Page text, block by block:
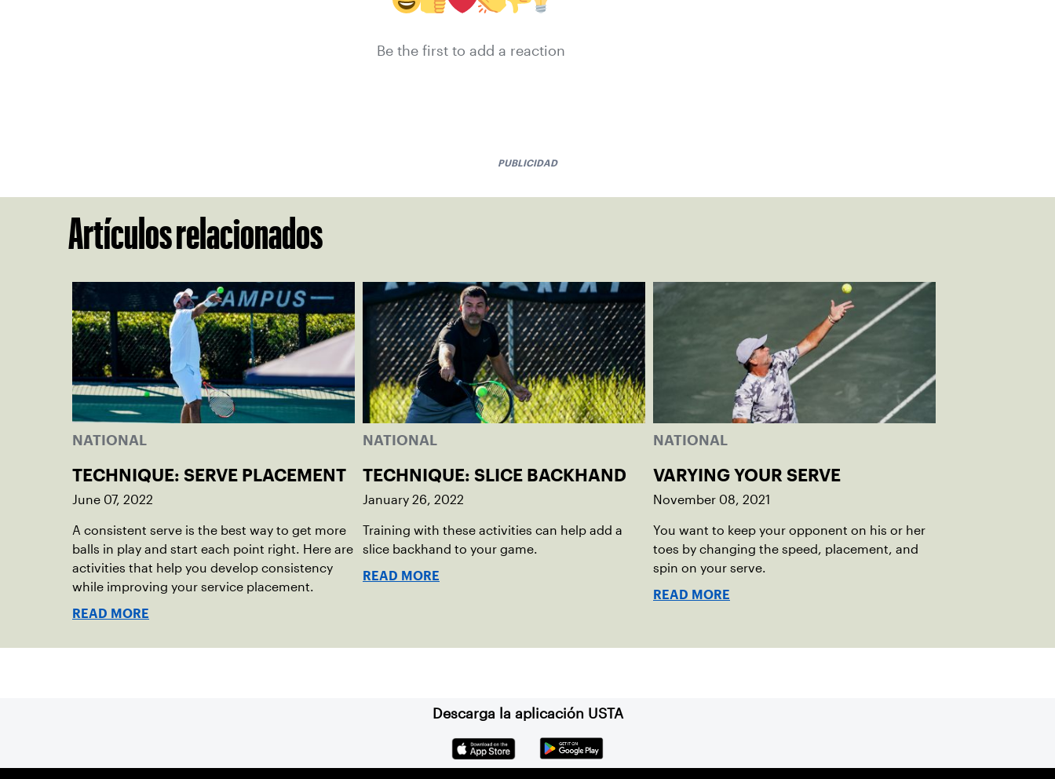
Be the first to add a reaction
PUBLICIDAD
Artículos relacionados
NATIONAL
TECHNIQUE: SERVE PLACEMENT
June 07, 2022
A consistent serve is the best way to get more
balls in play and start each point right. Here are
activities that help you develop consistency
while improving your service placement.
READ MORE
NATIONAL
TECHNIQUE: SLICE BACKHAND
January 26, 2022
Training with these activities can help add a
slice backhand to your game.
READ MORE
NATIONAL
VARYING YOUR SERVE
November 08, 2021
You want to keep your opponent on his or her
toes by changing the speed, placement, and
spin on your serve.
READ MORE
Descarga la aplicación USTA